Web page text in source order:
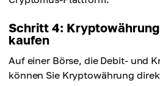
Schritt 4:
kaufen
Auf einer Börse, die Debit- und
können Sie Kryptowährung